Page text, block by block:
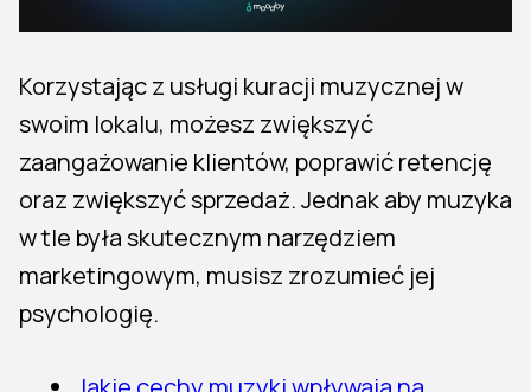
Korzystając z usługi kuracji muzycznej w
swoim lokalu, możesz zwiększyć
zaangażowanie klientów, poprawić retencję
oraz zwiększyć sprzedaż. Jednak aby muzyka
w tle była skutecznym narzędziem
marketingowym, musisz zrozumieć jej
psychologię.